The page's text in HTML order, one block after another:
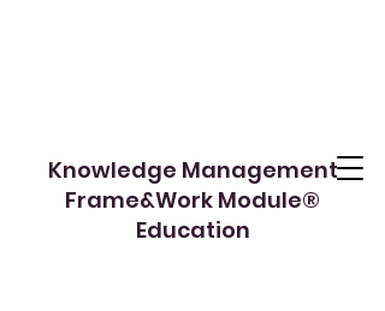
Knowledge Management
Frame&Work Module®︎
​Education